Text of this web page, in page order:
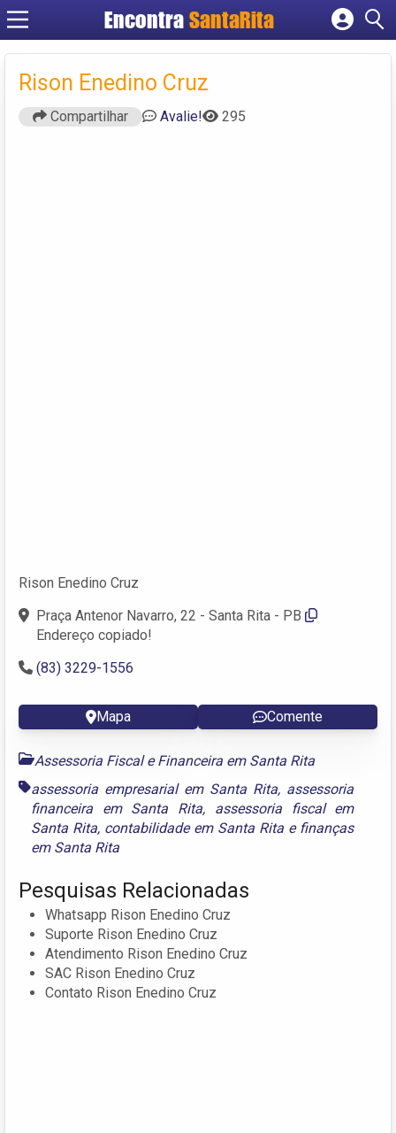
EncontraSantaRita
Cadastrar empresa
Criar conta
Rison Enedino Cruz
Compartilhar Avalie! 295
Rison Enedino Cruz
Praça Antenor Navarro, 22 - Santa Rita - PB
Endereço copiado!
(83) 3229-1556
Mapa Comente
Assessoria Fiscal e Financeira em Santa Rita
assessoria empresarial em Santa Rita, assessoria
financeira em Santa Rita, assessoria fiscal em
Santa Rita, contabilidade em Santa Rita e finanças
em Santa Rita
Pesquisas Relacionadas
Whatsapp Rison Enedino Cruz
Suporte Rison Enedino Cruz
Atendimento Rison Enedino Cruz
SAC Rison Enedino Cruz
Contato Rison Enedino Cruz